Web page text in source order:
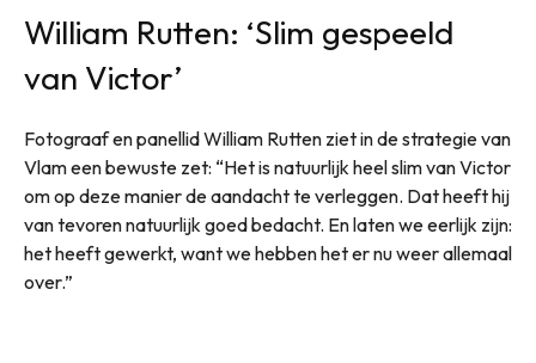
William Rutten: ‘Slim gespeeld
van Victor’
Fotograaf en panellid William Rutten ziet in de strategie van
Vlam een bewuste zet: “Het is natuurlijk heel slim van Victor
om op deze manier de aandacht te verleggen. Dat heeft hij
van tevoren natuurlijk goed bedacht. En laten we eerlijk zijn:
het heeft gewerkt, want we hebben het er nu weer allemaal
over.”